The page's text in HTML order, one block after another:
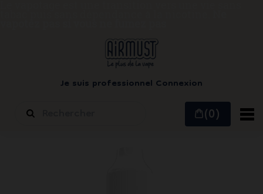
Je suis professionnel Connexion
(0)